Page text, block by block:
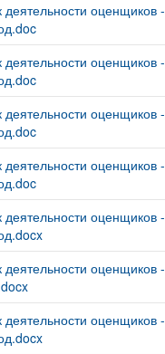
оценщиков -
оценщиков -
оценщиков -
оценщиков -
оценщиков -
оценщиков -
оценщиков -